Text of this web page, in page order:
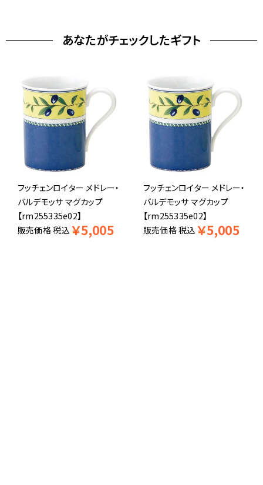
あなたがチェックしたギフト
フッチェンロイター メドレー・
バルデモッサ マグカップ
【rm255335e02】
販売価格税込 ￥5,005
フッチェンロイター メドレー・
バルデモッサ マグカップ
【rm255335e02】
販売価格税込 ￥5,005